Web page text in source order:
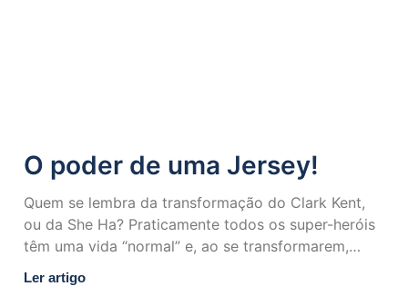
O poder de uma Jersey!
Quem se lembra da transformação do Clark Kent,
ou da She Ha? Praticamente todos os super-heróis
têm uma vida “normal” e, ao se transformarem,
Ler artigo